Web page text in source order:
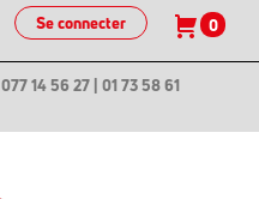
Se connecter 0
| 077 14 56 27 | 01 73 58 61